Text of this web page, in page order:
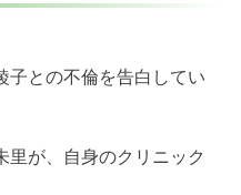
子との不倫を告白してい
里が、自身のクリニック